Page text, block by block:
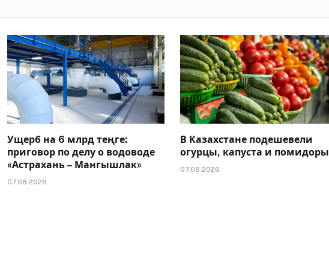
Ущерб на 6 млрд теңге:
приговор по делу о водоводе
«Астрахань – Мангышлак»
07.08.2026
В Казахстане подешевели
огурцы, капуста и помидоры
07.08.2026